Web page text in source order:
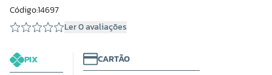
Código:14697
Ler 0 avaliações
PIX
CARTÃO